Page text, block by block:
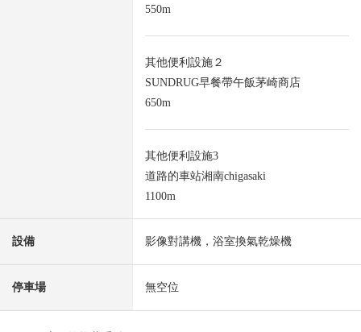
550m
其他便利設施２
SUNDRUG早餐帶午飯茅崎商店
650m
其他便利設施3
道路的車站湘南chigasaki
1100m
設備 影像對講機，浴室換氣乾燥機
停車場 無空位